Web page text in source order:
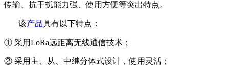
传输、抗干扰能力强、使用方便等突出特点。
该产品具有以下特点：
① 采用LoRa远距离无线通信技术 ；
② 采用主 、从 中继分体式设计，使用 灵活；